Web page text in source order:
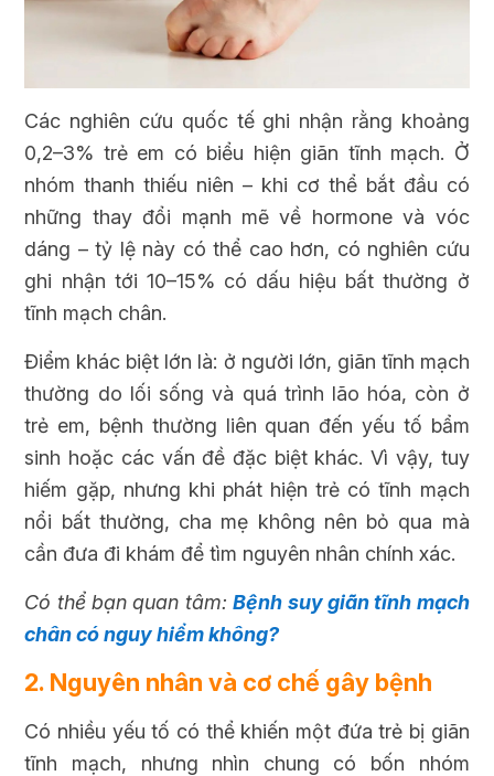
Các nghiên cứu quốc tế ghi nhận rằng khoảng
0,2–3% trẻ em có biểu hiện giãn tĩnh mạch. Ở
nhóm thanh thiếu niên – khi cơ thể bắt đầu có
những thay đổi mạnh mẽ về hormone và vóc
dáng – tỷ lệ này có thể cao hơn, có nghiên cứu
ghi nhận tới 10–15% có dấu hiệu bất thường ở
tĩnh mạch chân.
Điểm khác biệt lớn là: ở người lớn, giãn tĩnh mạch
thường do lối sống và quá trình lão hóa, còn ở
trẻ em, bệnh thường liên quan đến yếu tố bẩm
sinh hoặc các vấn đề đặc biệt khác. Vì vậy, tuy
hiếm gặp, nhưng khi phát hiện trẻ có tĩnh mạch
nổi bất thường, cha mẹ không nên bỏ qua mà
cần đưa đi khám để tìm nguyên nhân chính xác.
Có thể bạn quan tâm:Bệnh suy giãn tĩnh mạch
chân có nguy hiểm không?
2. Nguyên nhân và cơ chế gây bệnh
Có nhiều yếu tố có thể khiến một đứa trẻ bị giãn
tĩnh mạch, nhưng nhìn chung có bốn nhóm